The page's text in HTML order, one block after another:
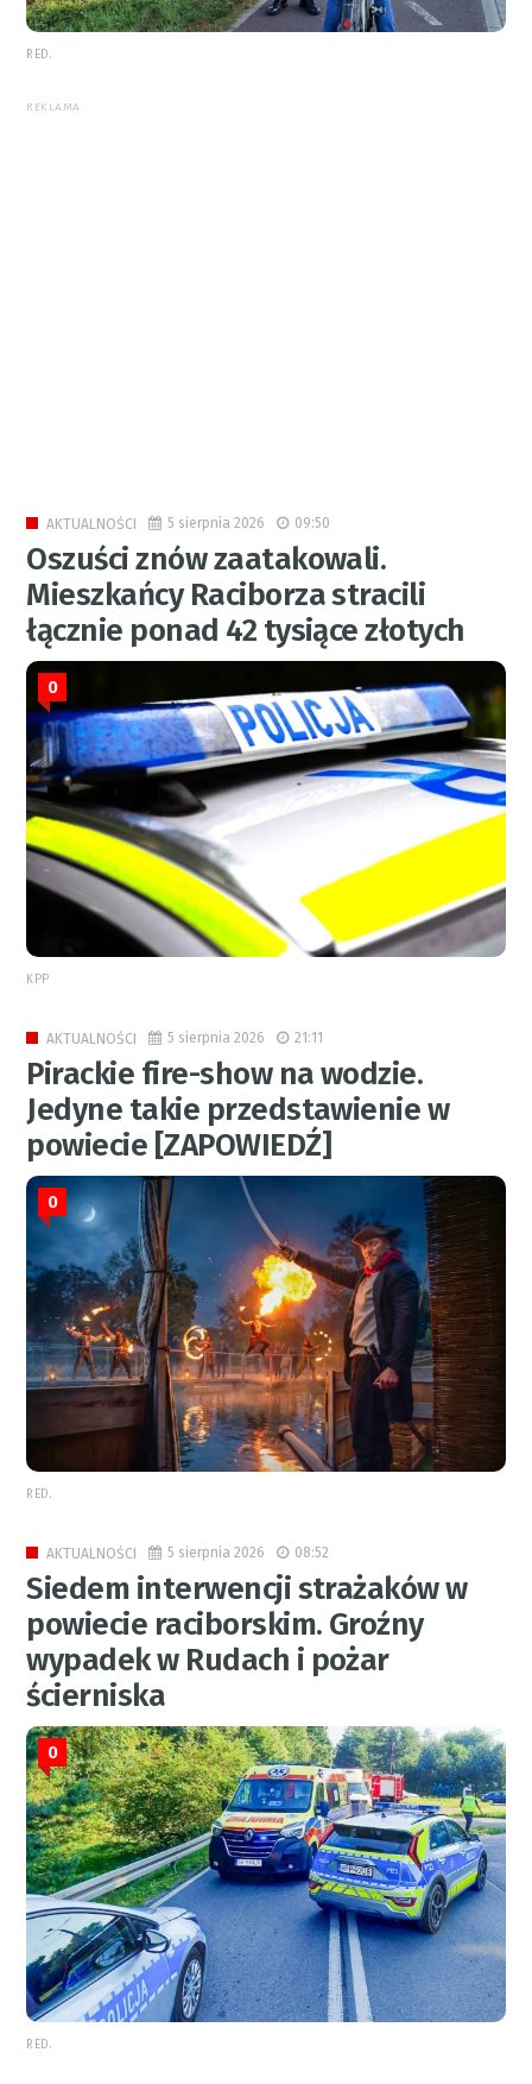
RED.
REKLAMA
AKTUALNOŚCI 5 sierpnia 2026 09:50
Oszuści znów zaatakowali.
Mieszkańcy Raciborza stracili
łącznie ponad 42 tysiące złotych
0
KPP
AKTUALNOŚCI 5 sierpnia 2026 21:11
Pirackie fire-show na wodzie.
Jedyne takie przedstawienie w
powiecie [ZAPOWIEDŹ]
0
RED.
AKTUALNOŚCI 5 sierpnia 2026 08:52
Siedem interwencji strażaków w
powiecie raciborskim. Groźny
wypadek w Rudach i pożar
ścierniska
0
RED.